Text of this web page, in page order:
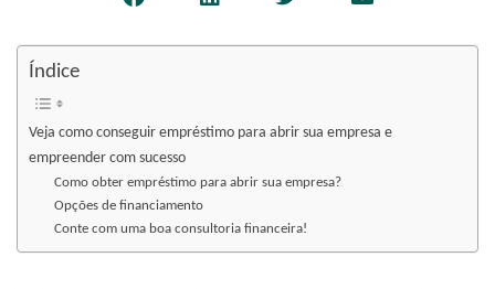
Índice
Veja como conseguir empréstimo para abrir sua empresa e
empreender com sucesso
Como obter empréstimo para abrir sua empresa?
Opções de financiamento
Conte com uma boa consultoria financeira!